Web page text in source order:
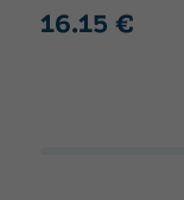
16.15 €